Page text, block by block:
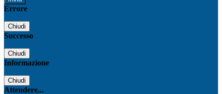
Errore
Chiudi
Successo
Chiudi
Informazione
Chiudi
Attendere...